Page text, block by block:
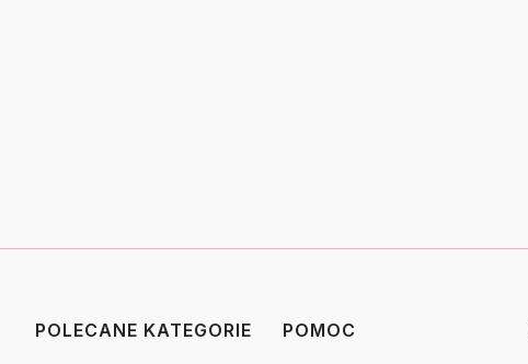
Linki w stopce
POLECANE KATEGORIE POMOC